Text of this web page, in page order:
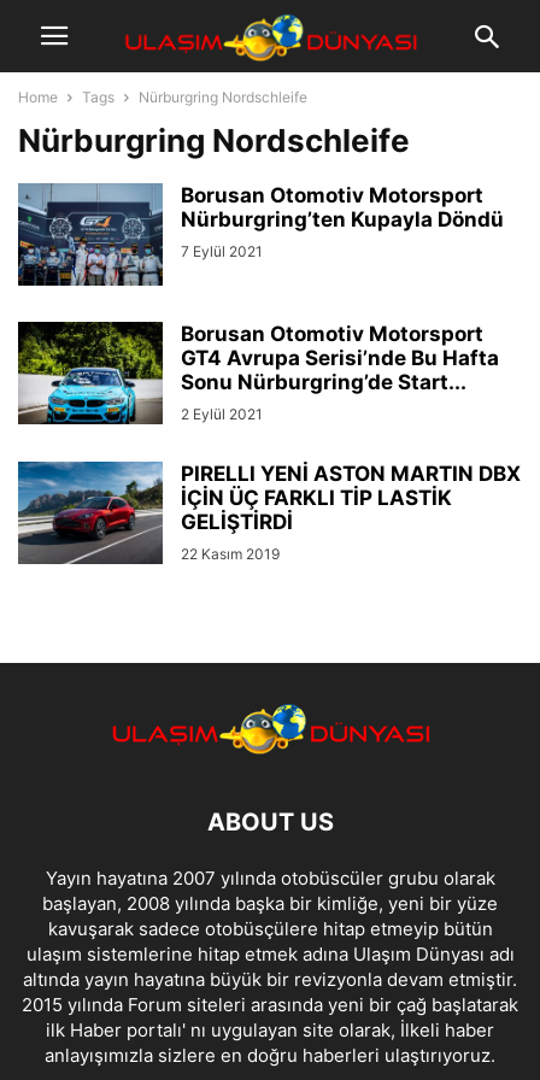
Home Tags Nürburgring Nordschleife
Nürburgring Nordschleife
Borusan Otomotiv Motorsport
Nürburgring’ten Kupayla Döndü
7 Eylül 2021
Borusan Otomotiv Motorsport
GT4 Avrupa Serisi’nde Bu Hafta
Sonu Nürburgring’de Start...
2 Eylül 2021
PIRELLI YENİ ASTON MARTIN DBX
İÇİN ÜÇ FARKLI TİP LASTİK
GELİŞTİRDİ
22 Kasım 2019
ABOUT US
Yayın hayatına 2007 yılında otobüscüler grubu olarak
başlayan, 2008 yılında başka bir kimliğe, yeni bir yüze
kavuşarak sadece otobüsçülere hitap etmeyip bütün
ulaşım sistemlerine hitap etmek adına Ulaşım Dünyası adı
altında yayın hayatına büyük bir revizyonla devam etmiştir.
2015 yılında Forum siteleri arasında yeni bir çağ başlatarak
ilk Haber portalı' nı uygulayan site olarak, İlkeli haber
anlayışımızla sizlere en doğru haberleri ulaştırıyoruz.